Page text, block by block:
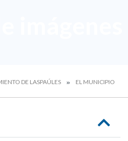
DE LASPAÚLES EL MUNICIPIO